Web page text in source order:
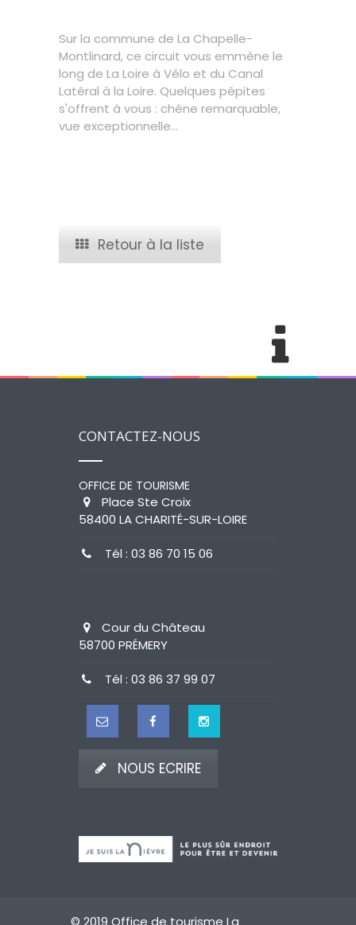
Sur la commune de La Chapelle-
Montlinard, ce circuit vous emmène le
long de La Loire à Vélo et du Canal
Latéral à la Loire. Quelques pépites
s'offrent à vous : chêne remarquable,
vue exceptionnelle...
Retour à la liste
CONTACTEZ-NOUS
OFFICE DE TOURISME
Place Ste Croix
58400 LA CHARITÉ-SUR-LOIRE
Tél : 03 86 70 15 06
Cour du Château
58700 PRÉMERY
Tél : 03 86 37 99 07
NOUS ECRIRE
© 2019 Office de tourisme La